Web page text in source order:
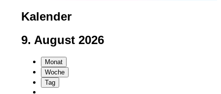
Kalender
9. August 2026
Monat
Woche
Tag